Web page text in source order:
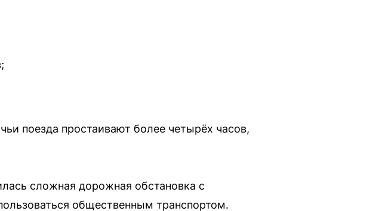
поезда простаивают более четырёх часов,
сложная дорожная обстановка с
общественным транспортом.